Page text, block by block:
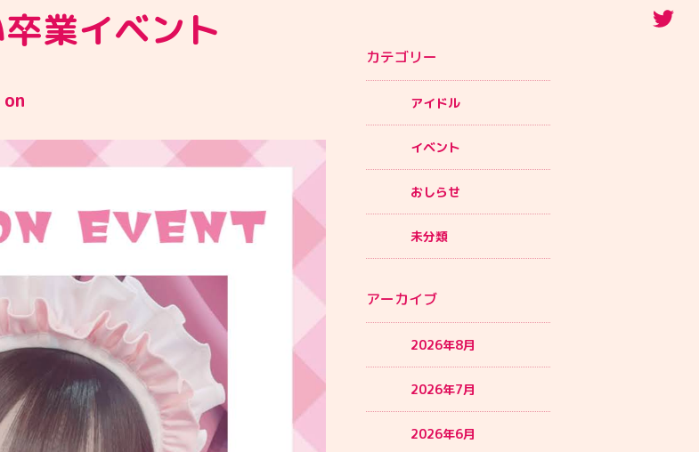
業イベント
カテゴリー
アイドル
イベント
おしらせ
未分類
アーカイブ
2026年8月
2026年7月
2026年6月